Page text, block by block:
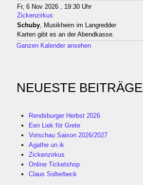
Fr, 6 Nov 2026 , 19:30 Uhr
Zickenzirkus
Schuby, Musikheim im Langredder
Karten gibt es an der Abendkasse.
Ganzen Kalender ansehen
NEUESTE BEITRÄGE
Rendsburger Herbst 2026
Een Liek för Grete
Vorschau Saison 2026/2027
Agathe un ik
Zickenzirkus
Online Ticketshop
Claus Solterbeck